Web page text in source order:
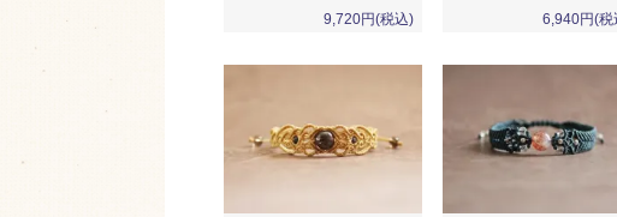
9,720円(税込) 6,940円(税